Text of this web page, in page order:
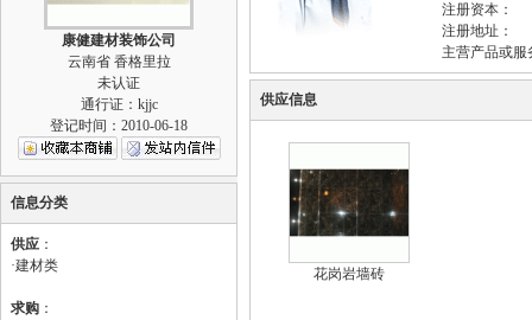
康健建材装饰公司
云南省 香格里拉
未认证
通行证：kjjc
登记时间：2010-06-18
信息分类
供应 ：
·建材类
求购 ：
注册资本：
注册地址：
主营产品或服
供应信息
花岗岩墙砖